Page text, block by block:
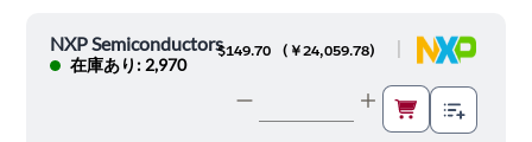
NXP Semiconductors
在庫あり: 2,970
$149.70 ( ￥24,059.78)